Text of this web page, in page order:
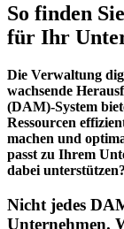
So finden
für Ihr
Die Verwaltung
wachsende
(DAM)-System
Ressourcen
machen und
passt zu Ihrem
dabei unterstützen?
Nicht jedes
Unternehmen.